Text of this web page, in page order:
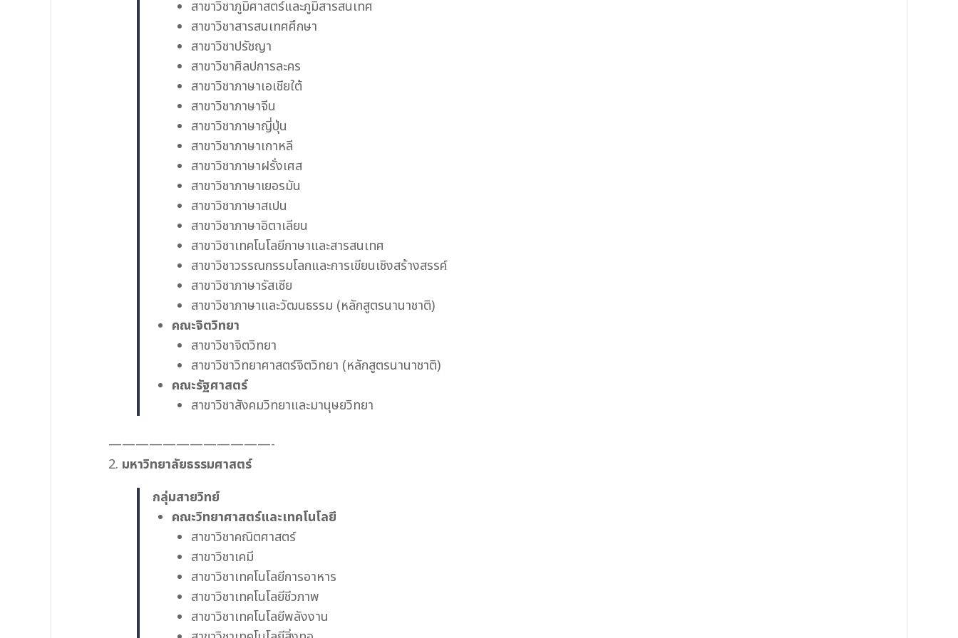
สาขาวิชาภูมิศาสตร์และภูมิสารสนเทศ
สาขาวิชาสารสนเทศศึกษา
สาขาวิชาปรัชญา
สาขาวิชาศิลปการละคร
สาขาวิชาภาษาเอเชียใต้
สาขาวิชาภาษาจีน
สาขาวิชาภาษาญี่ปุ่น
สาขาวิชาภาษาเกาหลี
สาขาวิชาภาษาฝรั่งเศส
สาขาวิชาภาษาเยอรมัน
สาขาวิชาภาษาสเปน
สาขาวิชาภาษาอิตาเลียน
สาขาวิชาเทคโนโลยีภาษาและสารสนเทศ
สาขาวิชาวรรณกรรมโลกและการเขียนเชิงสร้างสรรค์
สาขาวิชาภาษารัสเซีย
สาขาวิชาภาษาและวัฒนธรรม (หลักสูตรนานาชาติ)
คณะจิตวิทยา
สาขาวิชาจิตวิทยา
สาขาวิชาวิทยาศาสตร์จิตวิทยา (หลักสูตรนานาชาติ)
คณะรัฐศาสตร์
สาขาวิชาสังคมวิทยาและมานุษยวิทยา
————————————-
2. มหาวิทยาลัยธรรมศาสตร์
กลุ่มสายวิทย์
คณะวิทยาศาสตร์และเทคโนโลยี
สาขาวิชาคณิตศาสตร์
สาขาวิชาเคมี
สาขาวิชาเทคโนโลยีการอาหาร
สาขาวิชาเทคโนโลยีชีวภาพ
สาขาวิชาเทคโนโลยีพลังงาน